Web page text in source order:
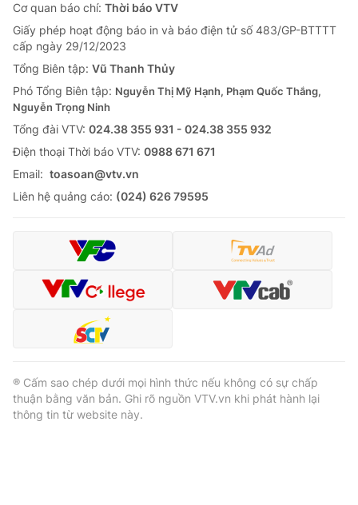
Cơ quan báo chí: Thời báo VTV
Giấy phép hoạt động báo in và báo điện tử số 483/GP-BTTTT
cấp ngày 29/12/2023
Tổng Biên tập: Vũ Thanh Thủy
Phó Tổng Biên tập: Nguyễn Thị Mỹ Hạnh, Phạm Quốc Thắng,
Nguyễn Trọng Ninh
Tổng đài VTV: 024.38 355 931 - 024.38 355 932
Ðiện thoại Thời báo VTV: 0988 671 671
Email: toasoan@vtv.vn
Liên hệ quảng cáo: (024) 626 79595
® Cấm sao chép dưới mọi hình thức nếu không có sự chấp
thuận bằng văn bản. Ghi rõ nguồn VTV.vn khi phát hành lại
thông tin từ website này.